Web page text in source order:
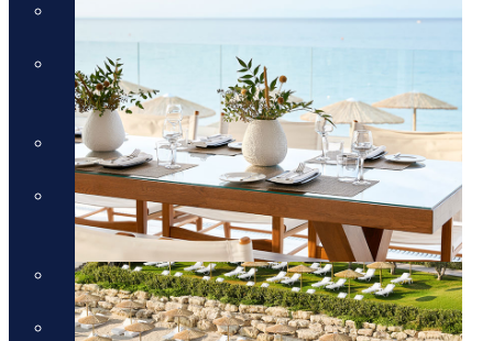
התענוגות של רומא וטוסקנה עם
חיים קוזניץ
הכוכבים של יוון - סוכות
טיול בדרום איטליה וברומא עם
חיים קוזניץ
טיול מאורגן לדולומיטים
טיול טברנות באתונה עם אמנון